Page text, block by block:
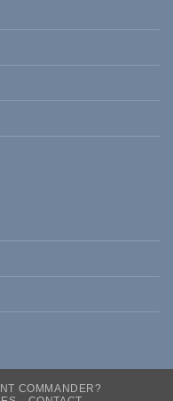
COMMANDER?